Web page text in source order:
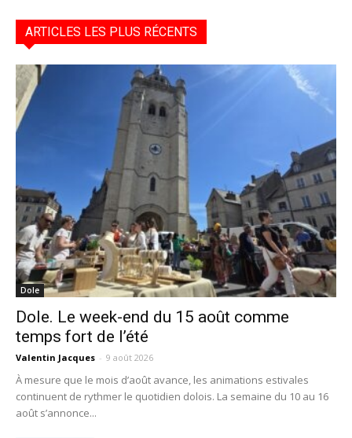
ARTICLES LES PLUS RÉCENTS
Dole
Dole. Le week-end du 15 août comme
temps fort de l’été
Valentin Jacques - 9 août 2026
À mesure que le mois d’août avance, les animations estivales
continuent de rythmer le quotidien dolois. La semaine du 10 au 16
août s’annonce...